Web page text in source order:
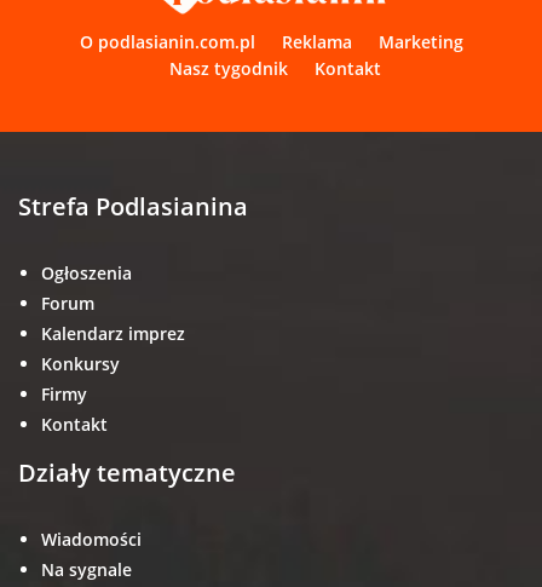
O podlasianin.com.pl Reklama
Marketing
Nasz tygodnik
Kontakt
Strefa Podlasianina
Ogłoszenia
Forum
Kalendarz imprez
Konkursy
Firmy
Kontakt
Działy tematyczne
Wiadomości
Na sygnale